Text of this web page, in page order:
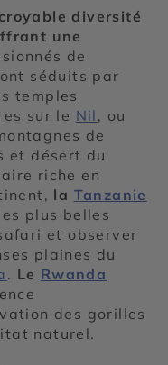
diversité
une
de
séduits par
temples
sur le Nil , ou
de
et désert du
riche en
la Tanzanie
plus belles
et observer
plaines du
. Le Rwanda
des gorilles
naturel.